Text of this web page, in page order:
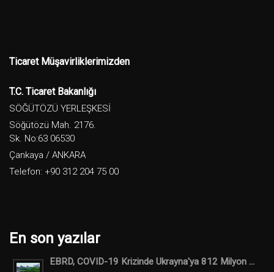
Ticaret Müşavirliklerimizden
T.C. Ticaret Bakanlığı
SÖĞÜTÖZÜ YERLEŞKESİ
Söğütözü Mah. 2176.
Sk. No:63 06530
Çankaya / ANKARA
Telefon: +90 312 204 75 00
En son yazılar
EBRD, COVID-19 Krizinde Ukrayna'ya 812 Milyon ...